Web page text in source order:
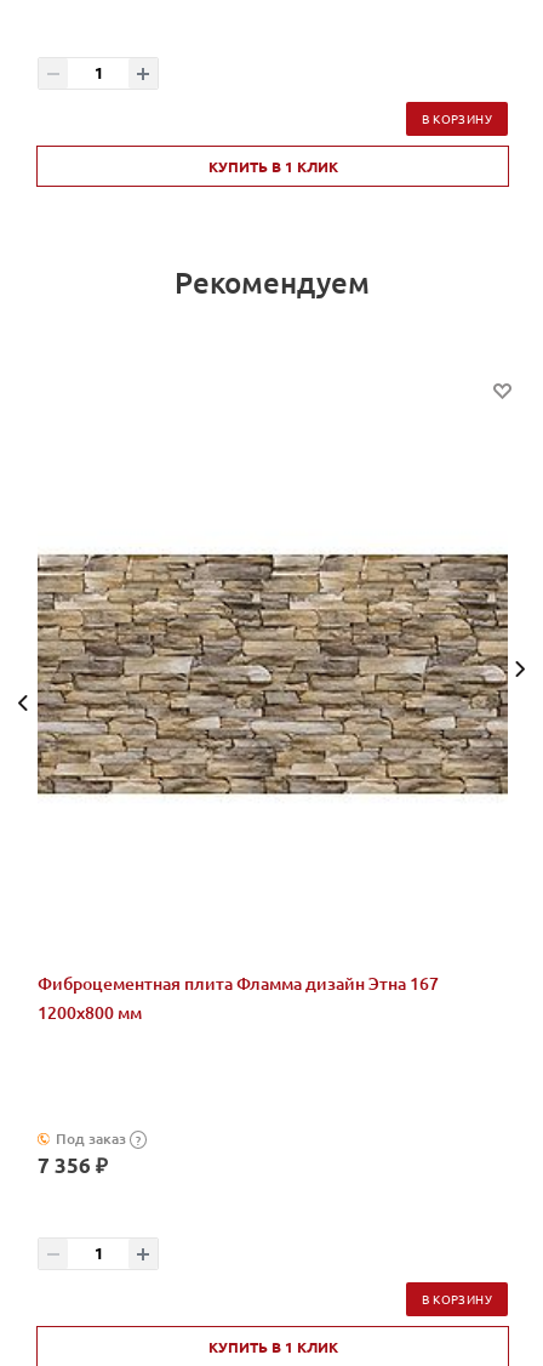
В КОРЗИНУ
КУПИТЬ В 1 КЛИК
Рекомендуем
Фиброцементная плита Фламма дизайн Этна 167
1200х800 мм
Под заказ ?
7 356 ₽
В КОРЗИНУ
КУПИТЬ В 1 КЛИК